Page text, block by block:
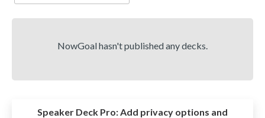
NowGoal hasn't published any decks.
Speaker Deck Pro: Add privacy options and